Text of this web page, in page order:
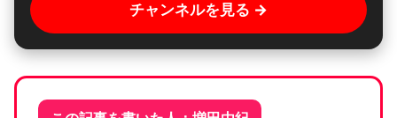
チャンネルを見る →